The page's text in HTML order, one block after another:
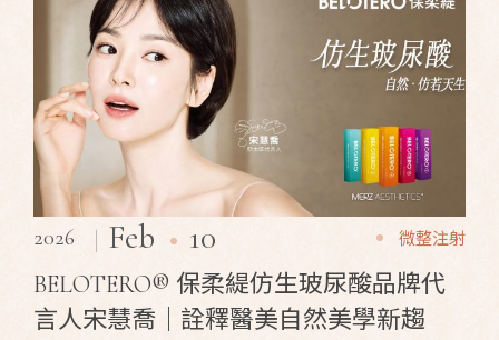
2026 Feb 10 微整注射
BELOTERO® 保柔緹仿生玻尿酸品牌代
言人宋慧喬｜詮釋醫美自然美學新趨